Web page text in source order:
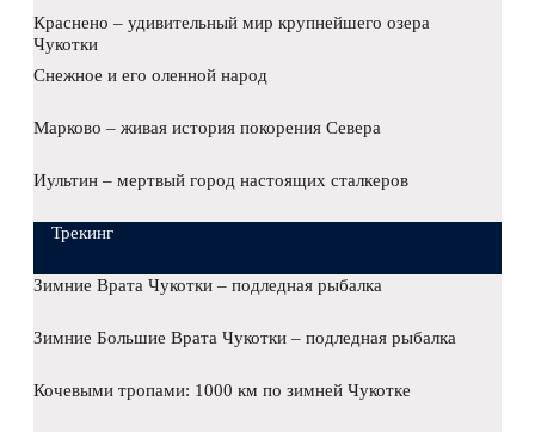
Краснено – удивительный мир крупнейшего озера
Чукотки
Снежное и его оленной народ
Марково – живая история покорения Севера
Иультин – мертвый город настоящих сталкеров
Трекинг
Зимние Врата Чукотки – подледная рыбалка
Зимние Большие Врата Чукотки – подледная рыбалка
Кочевыми тропами: 1000 км по зимней Чукотке